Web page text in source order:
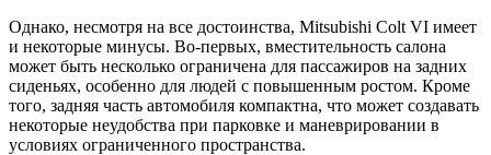
Однако, несмотря на все достоинства, Mitsubishi Colt VI имеет
и некоторые минусы. Во-первых, вместительность салона
может быть несколько ограничена для пассажиров на задних
сиденьях, особенно для людей с повышенным ростом. Кроме
того, задняя часть автомобиля компактна, что может создавать
некоторые неудобства при парковке и маневрировании в
условиях ограниченного пространства.